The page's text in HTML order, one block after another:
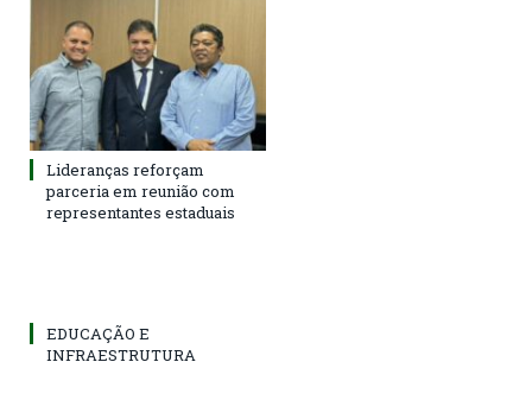
Lideranças reforçam
parceria em reunião com
representantes estaduais
EDUCAÇÃO E
INFRAESTRUTURA